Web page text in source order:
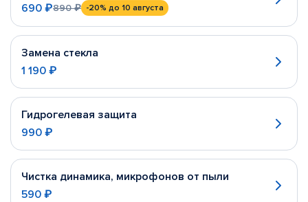
690 ₽890 ₽ -20% до 10 августа
Замена стекла
1 190 ₽
Гидрогелевая защита
990 ₽
Чистка динамика, микрофонов от пыли
590 ₽